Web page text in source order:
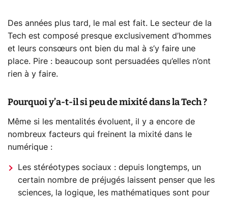
Des années plus tard, le mal est fait. Le secteur de la
Tech est composé presque exclusivement d’hommes
et leurs consœurs ont bien du mal à s’y faire une
place. Pire : beaucoup sont persuadées qu’elles n’ont
rien à y faire.
Pourquoi y’a-t-il si peu de mixité dans la Tech ?
Même si les mentalités évoluent, il y a encore de
nombreux facteurs qui freinent la mixité dans le
numérique :
Les stéréotypes sociaux : depuis longtemps, un
certain nombre de préjugés laissent penser que les
sciences, la logique, les mathématiques sont pour